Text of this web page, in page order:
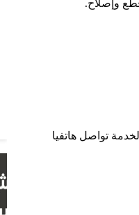
وإصلاح.
الكويت وهم يعملون على مدار 24 ساعة، لطلب الخدمة تواصل هاتفيا